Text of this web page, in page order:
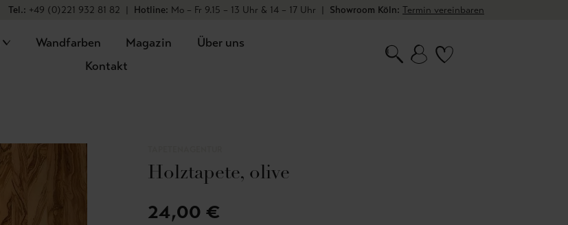
Tel.: +49 (0)221 932 81 82 | Hotline: Mo – Fr 9.15 – 13 Uhr & 14 – 17 Uhr | Showroom Köln: Termin vereinbaren
Wandfarben Magazin
Über uns
Kontakt
Holztapete, olive
24,00 €